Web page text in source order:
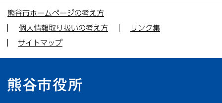
熊谷市ホームページの考え方
個人情報取り扱いの考え方
リンク集
サイトマップ